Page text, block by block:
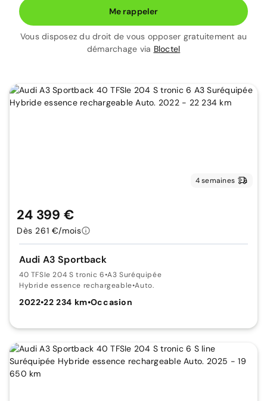
Me rappeler
Vous disposez du droit de vous opposer gratuitement au
démarchage via Bloctel
4 semaines
Audi A3 Sportback
40 TFSIe 204 S tronic 6•A3 Suréquipée
Hybride essence rechargeable•Auto.
2022•22 234 km•Occasion
24 399 €
Dès 261 €/mois